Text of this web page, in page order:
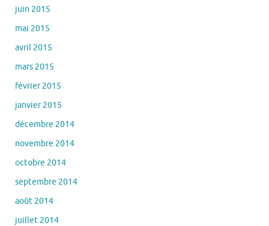
juin 2015
mai 2015
avril 2015
mars 2015
février 2015
janvier 2015
décembre 2014
novembre 2014
octobre 2014
septembre 2014
août 2014
juillet 2014